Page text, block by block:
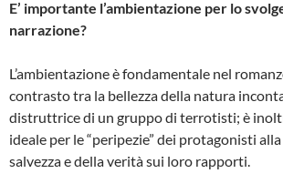
E’ importante l’ambientazione per lo
narrazione?
L’ambientazione è fondamentale nel
contrasto tra la bellezza della natura
distruttrice di un gruppo di terrotisti; è
ideale per le “peripezie” dei protagonisti
salvezza e della verità sui loro rapporti.